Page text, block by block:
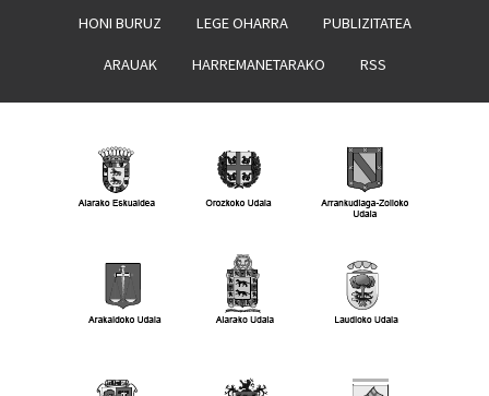
HONI BURUZ LEGE OHARRA PUBLIZITATEA
ARAUAK HARREMANETARAKO RSS